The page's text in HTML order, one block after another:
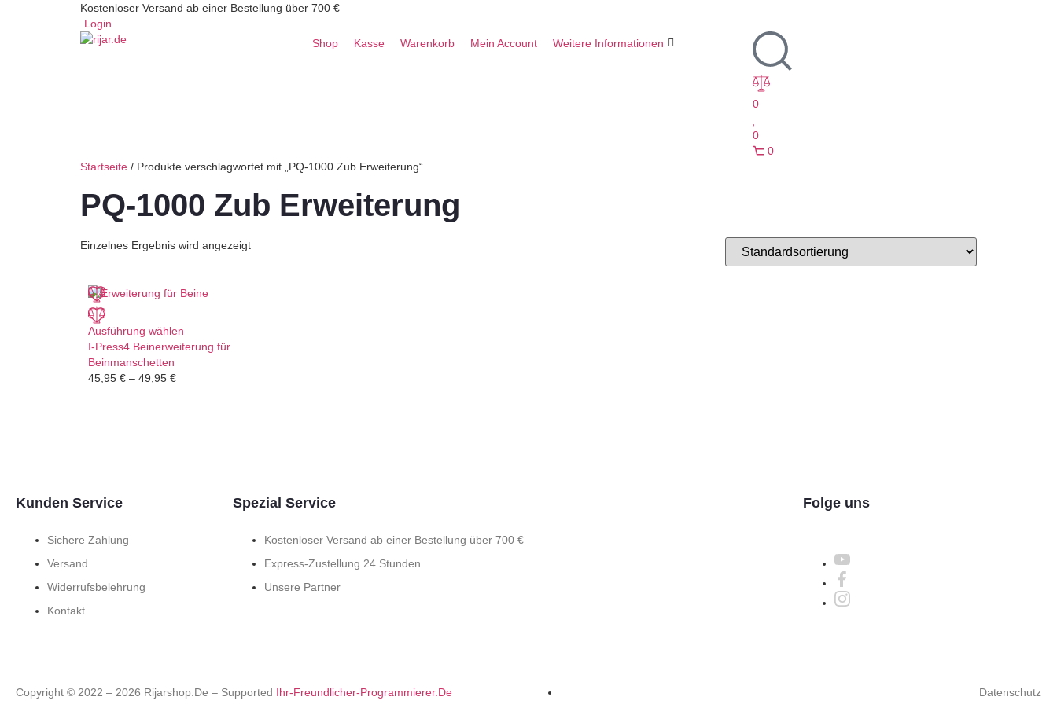
Kostenloser Versand ab einer Bestellung über 700 €
Login
Shop
Kasse Warenkorb Mein Account Weitere Informationen
0
0
0
Startseite / Produkte verschlagwortet mit „PQ-1000 Zub Erweiterung“
PQ-1000 Zub Erweiterung
Einzelnes Ergebnis wird angezeigt
Ausführung wählen
I-Press4 Beinerweiterung für
Beinmanschetten
45,95 € – 49,95 €
Kunden Service
Sichere Zahlung
Versand
Widerrufsbelehrung
Kontakt
Spezial Service
Kostenloser Versand ab einer Bestellung über 700 €
Express-Zustellung 24 Stunden
Unsere Partner
Folge uns
Copyright © 2022 – 2026 Rijarshop.de – Supported Ihr-Freundlicher-Programmierer.de
Datenschutz